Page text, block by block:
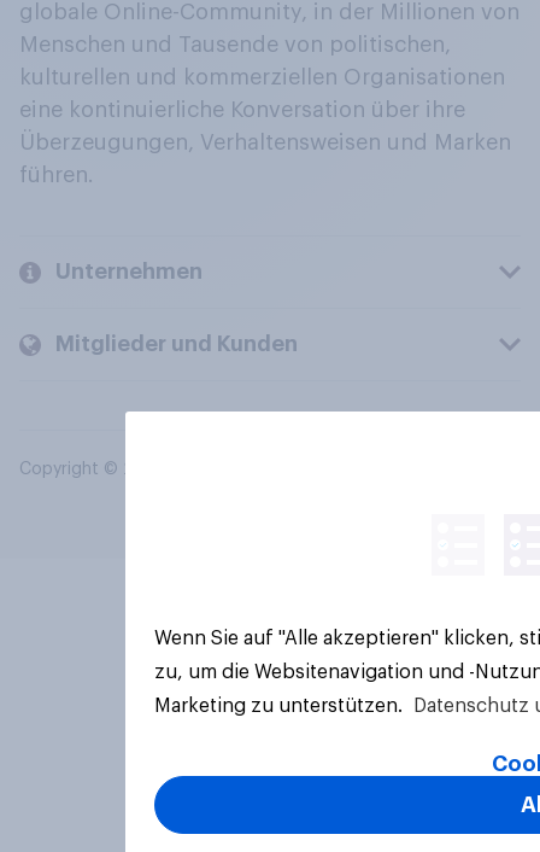
globale Online-Community, in der Millionen von
Menschen und Tausende von politischen,
kulturellen und kommerziellen Organisationen
eine kontinuierliche Konversation über ihre
Überzeugungen, Verhaltensweisen und Marken
führen.
Unternehmen
Mitglieder und Kunden
Copyright © 2026 YouGov PLC. Alle Rechte vorbehalten.
Wenn Sie auf "Alle akzeptieren" klicken,
zu, um die Websitenavigation und -
Marketing zu unterstützen.
Datenschutz